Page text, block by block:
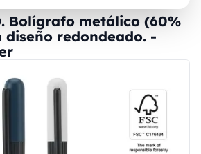
Bolígrafo metálico (60%
diseño redondeado. -